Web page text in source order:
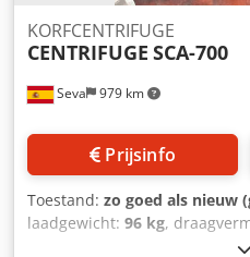
Seva 979 km
KORFCENTRIFUGE
CENTRIFUGE SCA-700
Prijsinfo
Toestand: zo goed als nieuw
laadgewicht: 96 kg,
ATEX-centrifuge, model SCA-